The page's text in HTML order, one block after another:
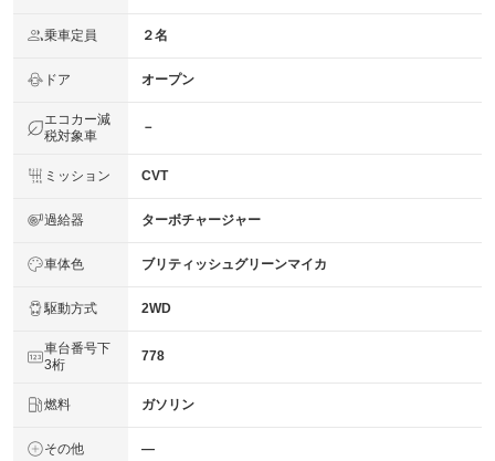
乗車定員 ２名
ドア オープン
エコカー減
税対象車
－
ミッション CVT
過給器 ターボチャージャー
車体色 ブリティッシュグリーンマイカ
駆動方式 2WD
車台番号下
3桁
778
燃料 ガソリン
その他 ―